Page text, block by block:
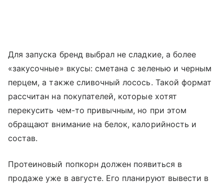
Для запуска бренд выбрал не сладкие, а более
«закусочные» вкусы: сметана с зеленью и черным
перцем, а также сливочный лосось. Такой формат
рассчитан на покупателей, которые хотят
перекусить чем-то привычным, но при этом
обращают внимание на белок, калорийность и
состав.
Протеиновый попкорн должен появиться в
продаже уже в августе. Его планируют вывести в